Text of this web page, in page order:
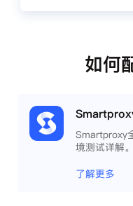
如何
Smartproxy
境测试详解。
了解更多